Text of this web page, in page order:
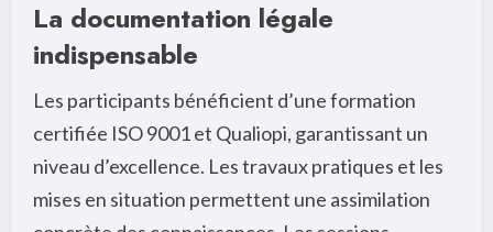
La documentation légale
indispensable
Les participants bénéficient d’une formation
certifiée ISO 9001 et Qualiopi, garantissant un
niveau d’excellence. Les travaux pratiques et les
mises en situation permettent une assimilation